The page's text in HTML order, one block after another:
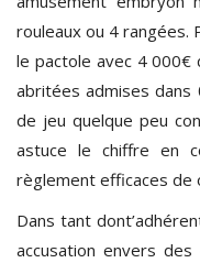
rouleaux ou 4 rangées.
le pactole avec 4 000€
abritées admises dans
de jeu quelque peu
astuce le chiffre en
règlement efficaces de
Dans tant
accusation envers